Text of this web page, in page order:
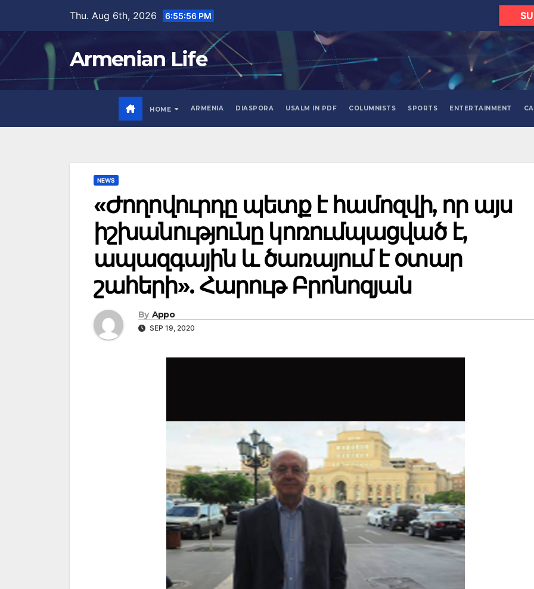
content
Thu. Aug 6th, 2026 6:55:56 PM
Armenian Life
HOME ARMENIA DIASPORA USALM IN PDF COLUMNISTS SPORTS ENTERTAINMENT
NEWS
«Ժողովուրդը պետք է համոզվի, որ այս
իշխանությունը կոռումպացված է,
ապազգային և ծառայում է օտար
շահերի». Հարութ Բրոնոզյան
By Appo
SEP 19, 2020